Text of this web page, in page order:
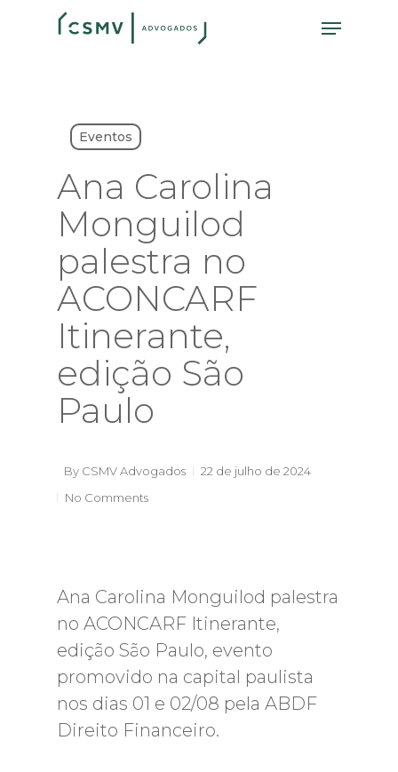
Menu
Eventos
Ana Carolina
Monguilod
palestra no
ACONCARF
Itinerante,
edição São
Paulo
By CSMV Advogados
22 de julho de 2024
No Comments
Ana Carolina Monguilod palestra
no ACONCARF Itinerante,
edição São Paulo, evento
promovido na capital paulista
nos dias 01 e 02/08 pela ABDF
Direito Financeiro.